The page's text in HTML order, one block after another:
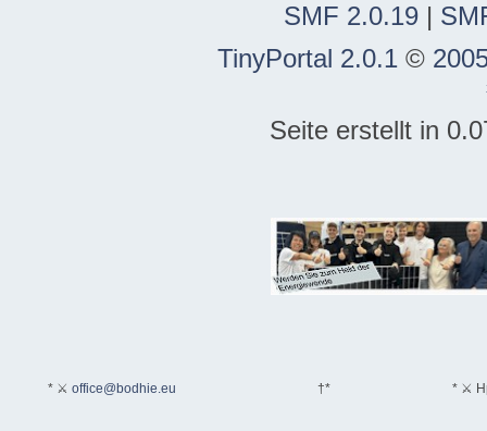
SMF 2.0.19|
TinyPortal 2.0.1©
Seite erstellt in
* ⚔ office@bodhie.eu †* * ⚔